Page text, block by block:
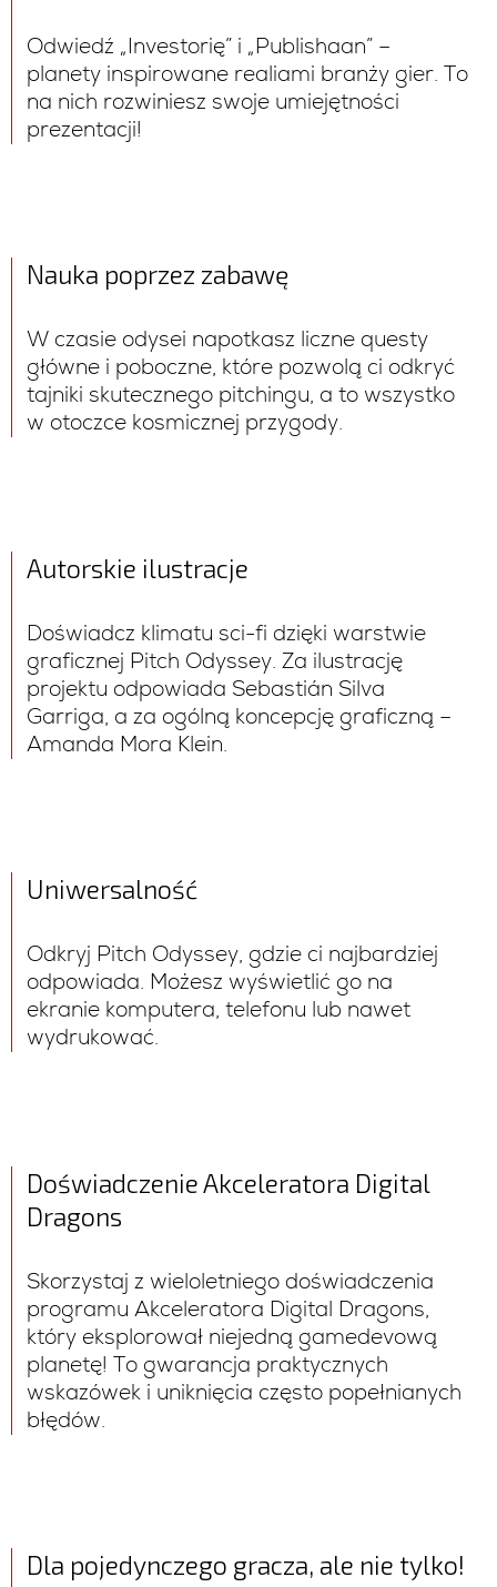
Odwiedź „Investorię” i „Publishaan” –
planety inspirowane realiami branży gier. To
na nich rozwiniesz swoje umiejętności
prezentacji!
Nauka poprzez zabawę
W czasie odysei napotkasz liczne questy
główne i poboczne, które pozwolą ci odkryć
tajniki skutecznego pitchingu, a to wszystko
w otoczce kosmicznej przygody.
Autorskie ilustracje
Doświadcz klimatu sci-fi dzięki warstwie
graficznej Pitch Odyssey. Za ilustrację
projektu odpowiada Sebastián Silva
Garriga, a za ogólną koncepcję graficzną –
Amanda Mora Klein.
Uniwersalność
Odkryj Pitch Odyssey, gdzie ci najbardziej
odpowiada. Możesz wyświetlić go na
ekranie komputera, telefonu lub nawet
wydrukować.
Doświadczenie Akceleratora Digital
Dragons
Skorzystaj z wieloletniego doświadczenia
programu Akceleratora Digital Dragons,
który eksplorował niejedną gamedevową
planetę! To gwarancja praktycznych
wskazówek i uniknięcia często popełnianych
błędów.
Dla pojedynczego gracza, ale nie tylko!